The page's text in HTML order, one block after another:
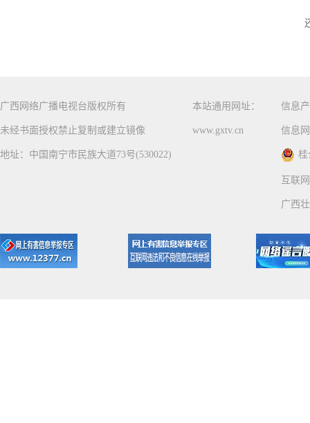
广西网络广播电视台版权所有
未经书面授权禁止复制或建立镜像
地址：中国南宁市民族大道73号(530022)
本站通用网址：
www.gxtv.cn
信息
信息
桂
互联
广西